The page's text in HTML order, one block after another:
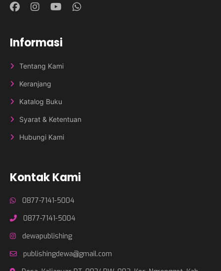
Informasi
Tentang Kami
Keranjang
Katalog Buku
Syarat & Ketentuan
Hubungi Kami
Kontak Kami
0877-7141-5004
0877-7141-5004
dewapublishing
publishingdewa@gmail.com